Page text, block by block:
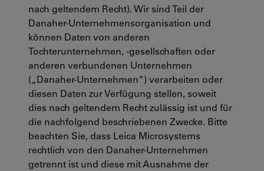
nach geltendem Recht). Wir sind Teil der
Danaher-Unternehmensorganisation und
können Daten von anderen
Tochterunternehmen, -gesellschaften oder
anderen verbundenen Unternehmen
(„Danaher-Unternehmen“) verarbeiten oder
diesen Daten zur Verfügung stellen, soweit
dies nach geltendem Recht zulässig ist und für
die nachfolgend beschriebenen Zwecke. Bitte
beachten Sie, dass Leica Microsystems
rechtlich von den Danaher-Unternehmen
getrennt ist und diese mit Ausnahme der